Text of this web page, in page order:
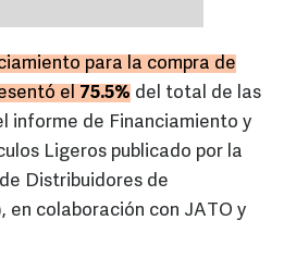
para la compra de
el 75.5% del total de las
informe de Financiamiento y
Ligeros publicado por la
Distribuidores de
colaboración con JATO y